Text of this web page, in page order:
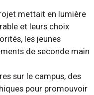
mettait en lumière
et leurs choix
les jeunes
de seconde main
sur le campus, des
pour promouvoir